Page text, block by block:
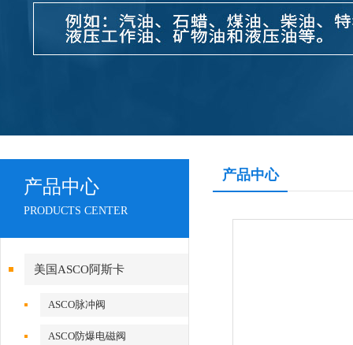
产品中心
PRODUCTS CENTER
美国ASCO阿斯卡
ASCO脉冲阀
ASCO防爆电磁阀
产品中心